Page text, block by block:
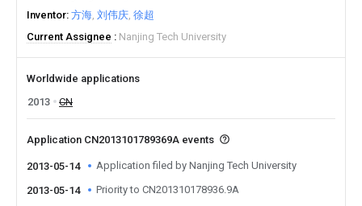
Inventor 方海 刘伟庆 徐超
Current Assignee
Nanjing Tech University
Worldwide applications
2013
CN
Application CN2013101789369A events
2013-05-14 Application filed by Nanjing Tech University
2013-05-14 Priority to CN201310178936.9A